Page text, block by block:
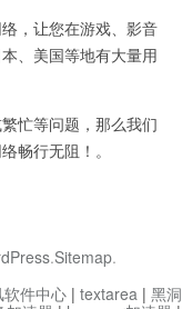
，让您在游戏、影音
、美国等地有大量用
忙等问题，那么我们
畅行无阻！。
.Sitemap.
软件中心 | textarea | 黑